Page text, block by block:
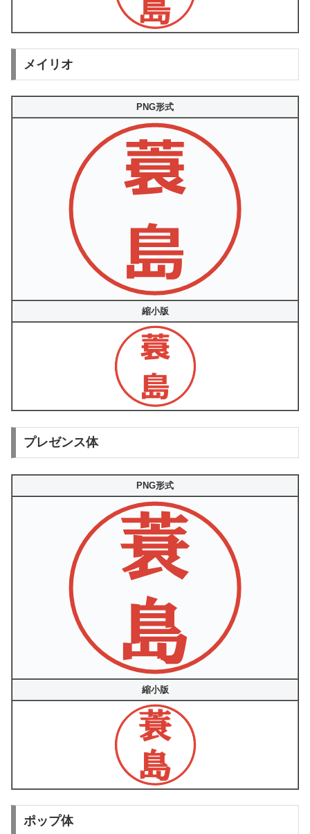
メイリオ
PNG形式
縮小版
プレゼンス体
PNG形式
縮小版
ポップ体